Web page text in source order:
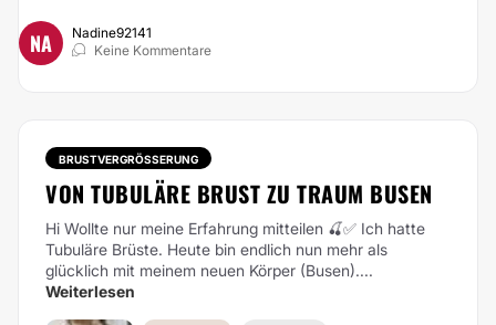
NA
Nadine92141
Keine Kommentare
BRUSTVERGRÖSSERUNG
VON TUBULÄRE BRUST ZU TRAUM BUSEN
Hi Wollte nur meine Erfahrung mitteilen 🍒✅ Ich hatte
Tubuläre Brüste. Heute bin endlich nun mehr als
glücklich mit meinem neuen Körper (Busen)....
Weiterlesen